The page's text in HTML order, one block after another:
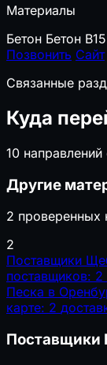
Материалы
Бетон Бетон B15
Позвонить Сайт
Связанные
Куда
10
Другие
2 проверенных
2
Поставщики
поставщиков: 2
Песка в
карте: 2
Поставщики